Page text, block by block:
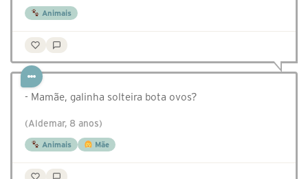
Animais
- Mamãe, galinha solteira bota ovos?
(Aldemar, 8 anos)
Animais Mãe